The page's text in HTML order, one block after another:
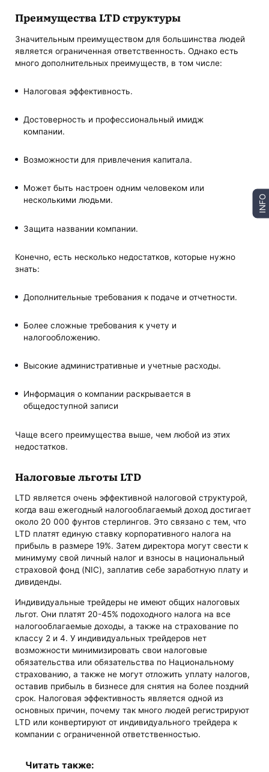
Преимущества LTD структуры
Значительным преимуществом для большинства людей
является ограниченная ответственность. Однако есть
много дополнительных преимуществ, в том числе:
Налоговая эффективность.
Достоверность и профессиональный имидж
компании.
Возможности для привлечения капитала.
Может быть настроен одним человеком или
несколькими людьми.
Защита названии компании.
Конечно, есть несколько недостатков, которые нужно
знать:
Дополнительные требования к подаче и отчетности.
Более сложные требования к учету и
налогообложению.
Высокие административные и учетные расходы.
Информация о компании раскрывается в
общедоступной записи
Чаще всего преимущества выше, чем любой из этих
недостатков.
Налоговые льготы LTD
LTD является очень эффективной налоговой структурой,
когда ваш ежегодный налогооблагаемый доход достигает
около 20 000 фунтов стерлингов. Это связано с тем, что
LTD платят единую ставку корпоративного налога на
прибыль в размере 19%. Затем директора могут свести к
минимуму свой личный налог и взносы в национальный
страховой фонд (NIC), заплатив себе заработную плату и
дивиденды.
Индивидуальные трейдеры не имеют общих налоговых
льгот. Они платят 20-45% подоходного налога на все
налогооблагаемые доходы, а также на страхование по
классу 2 и 4. У индивидуальных трейдеров нет
возможности минимизировать свои налоговые
обязательства или обязательства по Национальному
страхованию, а также не могут отложить уплату налогов,
оставив прибыль в бизнесе для снятия на более поздний
срок. Налоговая эффективность является одной из
основных причин, почему так много людей регистрируют
LTD или конвертируют от индивидуального трейдера к
компании с ограниченной ответственностью.
Читать также:
INFO